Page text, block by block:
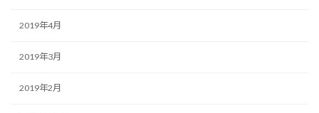
2019年4月
2019年3月
2019年2月